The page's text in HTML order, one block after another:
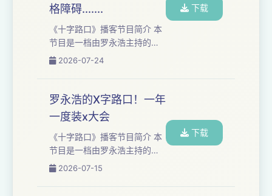
讲故事的人，如何卖成了第一
新势力车企中一直是一个独特
的存在。跟其他厂商不一样，
他们一直非常低调。 2021年下
格障碍.......
《十字路口》播客节目简介 本
节⽬是⼀档由罗永浩主持的深
度播客类节⽬，每集长达三到
的⼈物展开对话，聚焦于科技
与⼈⽂领域，讲述个体命运故
事，探讨时代发展趋势。 本期
嘉宾：小镟、林简七、史里
芬、曹国 “精神病”失控大乱
斗，强迫症、ADHD、攻击型
人格障碍....... 【你将听到】
发际线粉 00:22:37 ADHD...
2026-07-24
下载
罗永浩的X字路口！一年
一度装x大会
《十字路口》播客节目简介 本
节⽬是⼀档由罗永浩主持的深
度播客类节⽬，每集长达三到
的⼈物展开对话，聚焦于科技
2026-07-15
下载